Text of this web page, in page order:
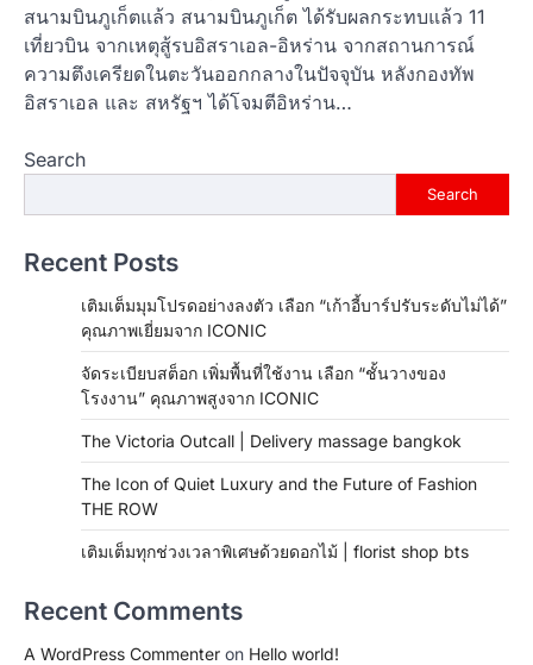
สนามบินภูเก็ตแล้ว สนามบินภูเก็ต ได้รับผลกระทบแล้ว 11
เที่ยวบิน จากเหตุสู้รบอิสราเอล-อิหร่าน จากสถานการณ์
ความตึงเครียดในตะวันออกกลางในปัจจุบัน หลังกองทัพ
อิสราเอล และ สหรัฐฯ ได้โจมตีอิหร่าน…
Search
Search
Recent Posts
เติมเต็มมุมโปรดอย่างลงตัว เลือก “เก้าอี้บาร์ปรับระดับไม่ได้”
คุณภาพเยี่ยมจาก ICONIC
จัดระเบียบสต็อก เพิ่มพื้นที่ใช้งาน เลือก “ชั้นวางของ
โรงงาน” คุณภาพสูงจาก ICONIC
The Victoria Outcall | Delivery massage bangkok
The Icon of Quiet Luxury and the Future of Fashion
THE ROW
เติมเต็มทุกช่วงเวลาพิเศษด้วยดอกไม้ | florist shop bts
Recent Comments
A WordPress Commenter on Hello world!